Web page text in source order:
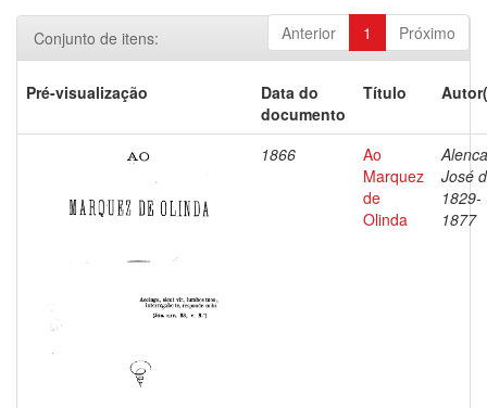
Anterior 1 Próximo
Conjunto de itens:
Pré-visualização
Data do
documento
Título
1866
Ao
Marquez
de
Olinda
José
1829-
1877